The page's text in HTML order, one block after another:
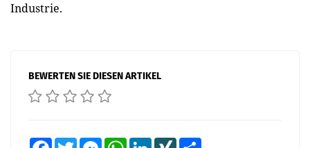
Industrie.
BEWERTEN SIE DIESEN ARTIKEL
FacebookTwitter MessengerWhatsAppLinkedInXING